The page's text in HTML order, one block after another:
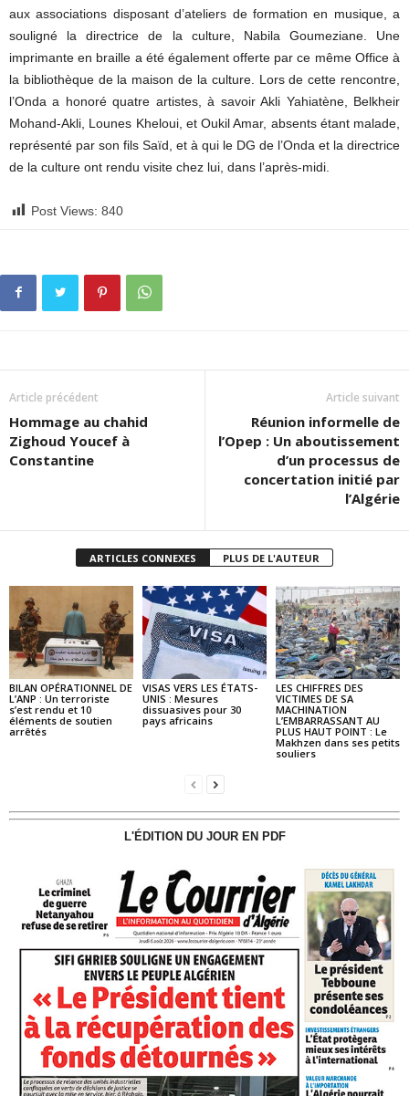
aux associations disposant d’ateliers de formation en musique, a
souligné la directrice de la culture, Nabila Goumeziane. Une
imprimante en braille a été également offerte par ce même Office à
la bibliothèque de la maison de la culture. Lors de cette rencontre,
l’Onda a honoré quatre artistes, à savoir Akli Yahiatène, Belkheir
Mohand-Akli, Lounes Kheloui, et Oukil Amar, absents étant malade,
représenté par son fils Saïd, et à qui le DG de l’Onda et la directrice
de la culture ont rendu visite chez lui, dans l’après-midi.
Post Views: 840
Article précédent
Hommage au chahid
Zighoud Youcef à
Constantine
Article suivant
Réunion informelle de
l’Opep : Un aboutissement
d’un processus de
concertation initié par
l’Algérie
ARTICLES CONNEXES PLUS DE L'AUTEUR
BILAN OPÉRATIONNEL DE
L’ANP : Un terroriste
s’est rendu et 10
éléments de soutien
arrêtés
VISAS VERS LES ÉTATS-
UNIS : Mesures
dissuasives pour 30
pays africains
LES CHIFFRES DES
VICTIMES DE SA
MACHINATION
L’EMBARRASSANT AU
PLUS HAUT POINT : Le
Makhzen dans ses petits
souliers
L'ÉDITION DU JOUR EN PDF